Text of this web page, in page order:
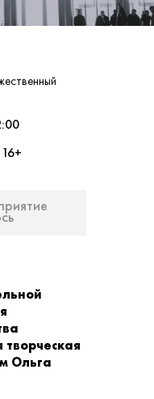
творческая
Ольга